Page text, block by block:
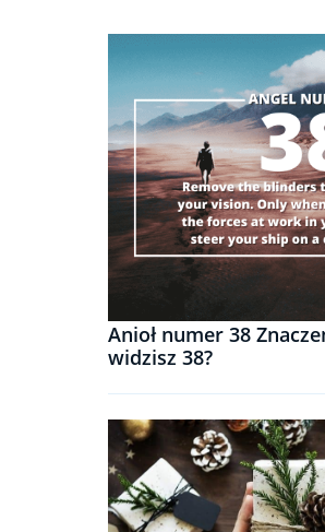
Anioł numer 38
widzisz 38?